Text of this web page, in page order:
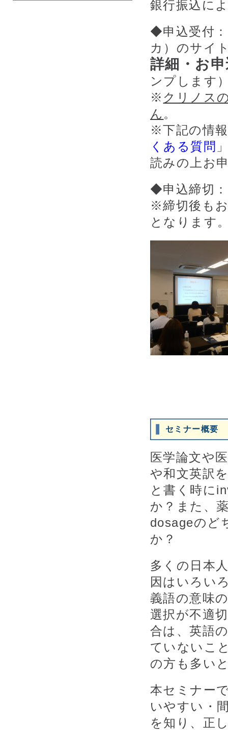
銀行振込に
◆申込受付
カ）のサイ
詳細・お
ンプします
※ クリノス
ん 。
※下記の情
くある質問
読みの上お
◆申込締切
※締切後も
となります
セミナー概要
医学論文や
や和文英訳
と書く時に
か？また、
dosageのど
か？
多くの日本
因はいろい
義語の意味
選択が不適
合は、英語
ていないこ
の方も多い
本セミナー
いやすい・
を知り、正